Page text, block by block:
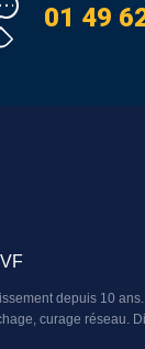
01 49
depuis 10
curage réseau.